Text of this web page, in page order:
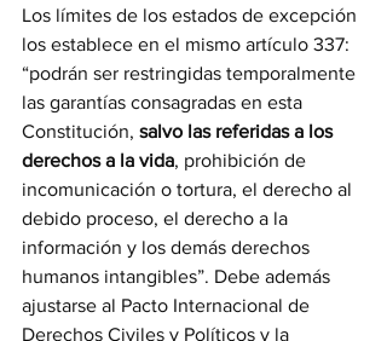
Los límites de los estados de excepción
los establece en el mismo artículo 337:
“podrán ser restringidas temporalmente
las garantías consagradas en esta
Constitución, salvo las referidas a los
derechos a la vida, prohibición de
incomunicación o tortura, el derecho al
debido proceso, el derecho a la
información y los demás derechos
humanos intangibles”. Debe además
ajustarse al Pacto Internacional de
Derechos Civiles y Políticos y la